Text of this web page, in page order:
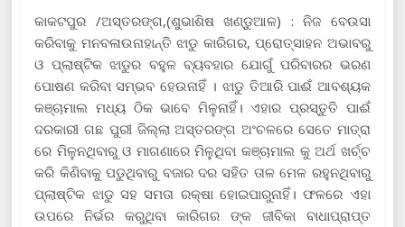
କାକଟପୁର /ଅସ୍ତରଙ୍ଗ,(ଶୁଭାଶିଷ ଖଣ୍ଡୁଆଳ) : ନିଜ ବେଉସା
କରିବାକୁ ମନବଳାଉନାହାନ୍ତି ଝାଡୁ କାରିଗର, ପ୍ରୋତ୍ସାହନ ଅଭାବରୁ
ଓ ପ୍ଲାଷ୍ଟିକ ଝାଡୁର ବହୁଳ ବ୍ୟବହାର ଯୋଗୁଁ ପରିବାରର ଭରଣ
ପୋଷଣ କରିବା ସମ୍ଭବ ହେଉନାହିଁ । ଝାଡୁ ତିଆରି ପାଈଁ ଆବଶ୍ୟକ
କଞ୍ଚାମାଲ ମଧ୍ୟ ଠିକ ଭାବେ ମିଳୁନାହିଁ। ଏହାର ପ୍ରସ୍ତୁତି ପାଈଁ
ଦରକାରୀ ଗଛ ପୁରୀ ଜିଲ୍ଲା ଅସ୍ତରଙ୍ଗ ଅଂଚଳରେ ସେତେ ମାତ୍ରା
ରେ ମିଳୁନଥିବାରୁ ଓ ମାଗଣାରେ ମିଳୁଥିବା କଞ୍ଚାମାଲ କୁ ଅର୍ଥ ଖର୍ଚ୍ଚ
କରି କିଣିବାକୁ ପଡୁଥିବାରୁ ବଜାର ଦର ସହିତ ତାଳ ମେଳ ରହୁନଥିବାରୁ
ପ୍ଲାଷ୍ଟିକ ଝାଡୁ ସହ ସମତା ରକ୍ଷା ହୋଇପାରୁନାହିଁ। ଫଳରେ ଏହା
ଉପରେ ନିର୍ଭର କରୁଥିବା କାରିଗର ଙ୍କ ଜୀବିକା ବାଧାପ୍ରାପ୍ତ